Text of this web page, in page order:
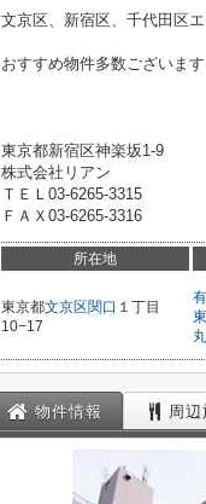
文京区、新宿区、千代田区
おすすめ物件多数ございま
東京都新宿区神楽坂1-9
株式会社リアン
ＴＥＬ03-6265-3315
ＦＡＸ03-6265-3316
所在地
東京都文京区関口 １丁目
10−17
物件情報 周